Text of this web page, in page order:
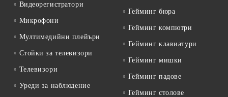
Видеорегистратори
Микрофони
Мултимедийни плейъри
Стойки за телевизори
Телевизори
Уреди за наблюдение
Гейминг бюра
Гейминг компютри
Гейминг клавиатури
Гейминг мишки
Гейминг падове
Гейминг столове